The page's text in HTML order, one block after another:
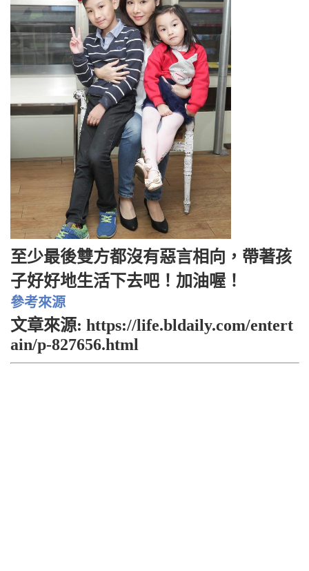
至少最後雙方都沒有惡言相向，帶著孩
子好好地生活下去吧！加油喔！
參考來源
文章來源: https://life.bldaily.com/entert
ain/p-827656.html